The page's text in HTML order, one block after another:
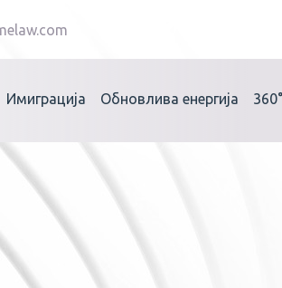
Имиграција Обновлива енергија 360°